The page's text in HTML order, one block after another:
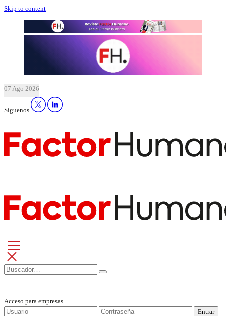
Skip to content
07 Ago 2026
Síguenos
Acceso para empresas
Entrar